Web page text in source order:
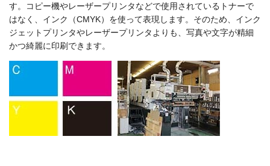
す。コピー機やレーザープリンタなどで使用されているトナーで
はなく、インク（CMYK）を使って表現します。そのため、インク
ジェットプリンタやレーザープリンタよりも、写真や文字が精細
かつ綺麗に印刷できます。